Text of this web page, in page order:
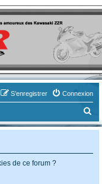
Connexion
S’enregistrer
e
h
de ce forum ?